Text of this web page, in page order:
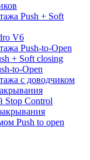
Push + Soft
V6
Push-to-Open
+ Soft closing
to-Open
с доводчиком
Stop Control
Push to open